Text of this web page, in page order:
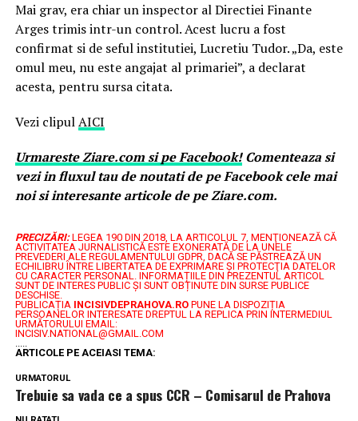
Mai grav, era chiar un inspector al Directiei Finante
Arges trimis intr-un control. Acest lucru a fost
confirmat si de seful institutiei, Lucretiu Tudor. „Da, este
omul meu, nu este angajat al primariei”, a declarat
acesta, pentru sursa citata.
Vezi clipulAICI
UrmaresteZiare.comsi pe Facebook!Comenteaza si
vezi in fluxul tau de noutati de pe Facebook cele mai
noi si interesante articole de pe Ziare.com.
PRECIZĂRI: LEGEA 190 DIN 2018, LA ARTICOLUL 7, MENŢIONEAZĂ CĂ
ACTIVITATEA JURNALISTICĂ ESTE EXONERATĂ DE LA UNELE
PREVEDERI ALE REGULAMENTULUI GDPR, DACĂ SE PĂSTREAZĂ UN
ECHILIBRU ÎNTRE LIBERTATEA DE EXPRIMARE ŞI PROTECŢIA DATELOR
CU CARACTER PERSONAL. INFORMAȚIILE DIN PREZENTUL ARTICOL
SUNT DE INTERES PUBLIC ȘI SUNT OBȚINUTE DIN SURSE PUBLICE
DESCHISE.
PUBLICAȚIA INCISIVDEPRAHOVA.ROPUNE LA DISPOZIȚIA
PERSOANELOR INTERESATE DREPTUL LA REPLICA PRIN INTERMEDIUL
URMĂTORULUI EMAIL:
INCISIV.NATIONAL@GMAIL.COM
.....
ARTICOLE PE ACEIASI TEMA:
URMATORUL
Trebuie sa vada ce a spus CCR – Comisarul de Prahova